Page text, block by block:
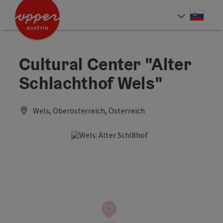
Accesskey
Accesskey
Cultural Center "Alter
Schlachthof Wels"
Wels, Oberösterreich, Österreich